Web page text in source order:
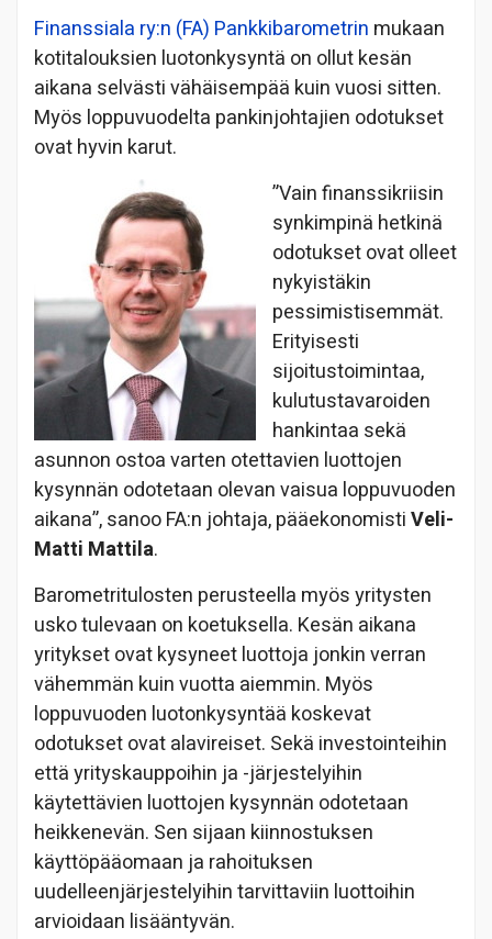
Finanssiala ry:n (FA) Pankkibarometrin mukaan
kotitalouksien luotonkysyntä on ollut kesän
aikana selvästi vähäisempää kuin vuosi sitten.
Myös loppuvuodelta pankinjohtajien odotukset
ovat hyvin karut.
”Vain finanssikriisin
synkimpinä hetkinä
odotukset ovat olleet
nykyistäkin
pessimistisemmät.
Erityisesti
sijoitustoimintaa,
kulutustavaroiden
hankintaa sekä
asunnon ostoa varten otettavien luottojen
kysynnän odotetaan olevan vaisua loppuvuoden
aikana”, sanoo FA:n johtaja, pääekonomistiVeli-
Matti Mattila.
Barometritulosten perusteella myös yritysten
usko tulevaan on koetuksella. Kesän aikana
yritykset ovat kysyneet luottoja jonkin verran
vähemmän kuin vuotta aiemmin. Myös
loppuvuoden luotonkysyntää koskevat
odotukset ovat alavireiset. Sekä investointeihin
että yrityskauppoihin ja -järjestelyihin
käytettävien luottojen kysynnän odotetaan
heikkenevän. Sen sijaan kiinnostuksen
käyttöpääomaan ja rahoituksen
uudelleenjärjestelyihin tarvittaviin luottoihin
arvioidaan lisääntyvän.